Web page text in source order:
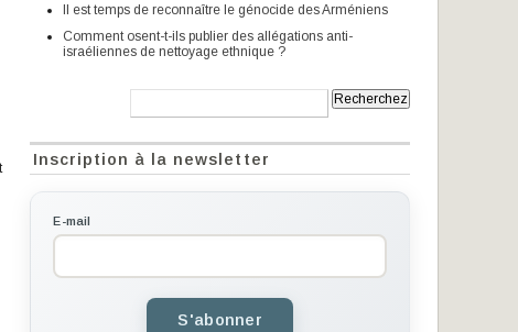
Il est temps de reconnaître le génocide des Arméniens
Comment osent-t-ils publier des allégations anti-
israéliennes de nettoyage ethnique ?
Inscription à la newsletter
E-mail
S'abonner